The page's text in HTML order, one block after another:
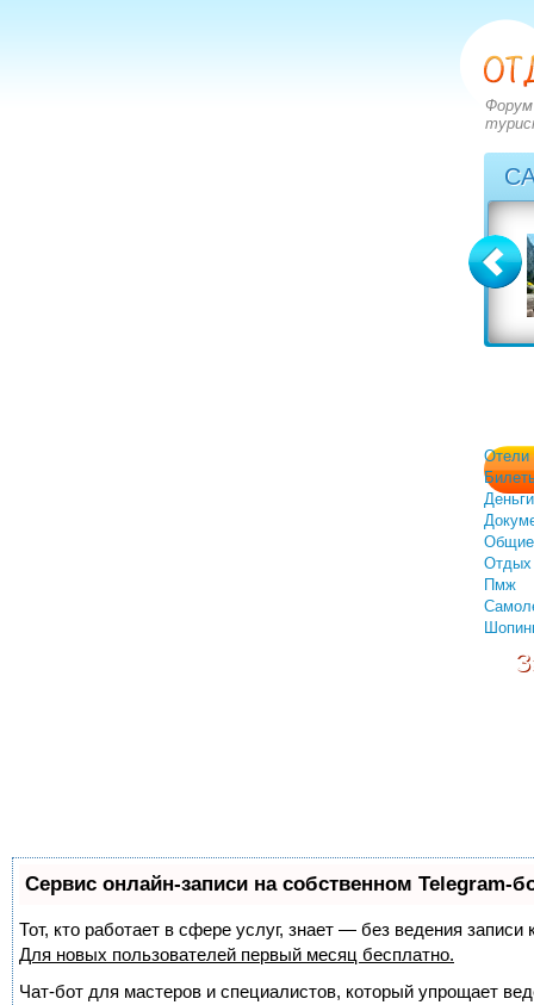
вопросов: 2828
Отели
Деньги
Общие
Отдых
Пмж
Сервис онлайн-записи на собственном Telegram-
Тот, кто работает в сфере услуг, знает — без ведения
Для новых пользователей первый месяц бесплатно.
Чат-бот для мастеров и специалистов, который упрощает